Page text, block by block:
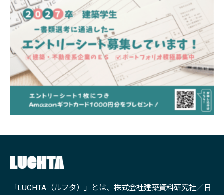
「LUCHTA（ルフタ）」とは、株式会社建築資料研究社／日